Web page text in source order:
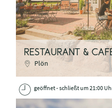
RESTAURANT &
Plön
geöffnet - schließt um 21:00